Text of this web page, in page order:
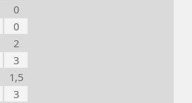
0
0
2
3
1,5
3